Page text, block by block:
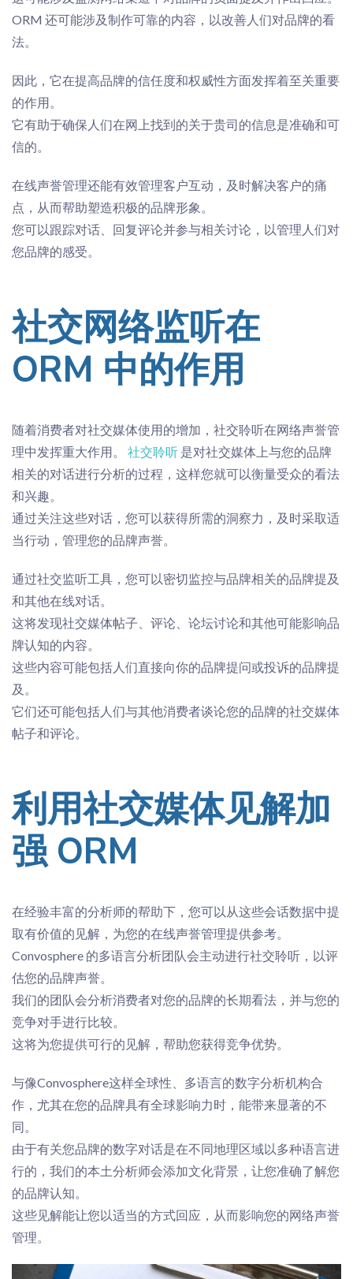
ORM 还可能涉及制作可靠的内容，以改善人们对品牌的看
法。
因此，它在提高品牌的信任度和权威性方面发挥着至关重要
的作用。
它有助于确保人们在网上找到的关于贵司的信息是准确和可
信的。
在线声誉管理还能有效管理客户互动，及时解决客户的痛
点，从而帮助塑造积极的品牌形象。
您可以跟踪对话、回复评论并参与相关讨论，以管理人们对
您品牌的感受。
社交网络监听在
ORM 中的作用
随着消费者对社交媒体使用的增加 ，社交聆听在网络声誉管
理中发挥重大作用。 社交聆听 是对社交媒体上与您的品牌
相关的对话进行分析的过程，这样您就可以衡量受众的看法
和兴趣。
通过关注这些对话，您可以获得所需的洞察力，及时采取适
当行动，管理您的品牌声誉。
通过社交监听工具，您可以密切监控与品牌相关的品牌提及
和其他在线对话。
这将发现社交媒体帖子、评论、论坛讨论和其他可能影响品
牌认知的内容。
这些内容可能包括人们直接向你的品牌提问或投诉的品牌提
及。
它们还可能包括人们与其他消费者谈论您的品牌的社交媒体
帖子和评论。
利用社交媒体见解加
强 ORM
在经验丰富的分析师的帮助下，您可以从这些会话数据中提
取有价值的见解，为您的在线声誉管理提供参考。
Convosphere 的多语言分析团队会主动进行社交聆听，以评
估您的品牌声誉。
我们的团队会分析消费者对您的品牌的长期看法，并与您的
竞争对手进行比较。
这将为您提供可行的见解，帮助您获得竞争优势。
与像Convosphere这样全球性、多语言的数字分析机构合
作，尤其在您的品牌具有全球影响力时，能带来显著的不
同。
由于有关您品牌的数字对话是在不同地理区域以多种语言进
行的，我们的本土分析师会添加文化背景，让您准确了解您
的品牌认知。
这些见解能让您以适当的方式回应，从而影响您的网络声誉
管理。